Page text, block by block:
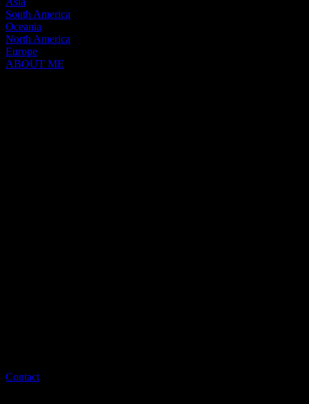
South America
Oceania
North America
Europe
ABOUT ME
Contact